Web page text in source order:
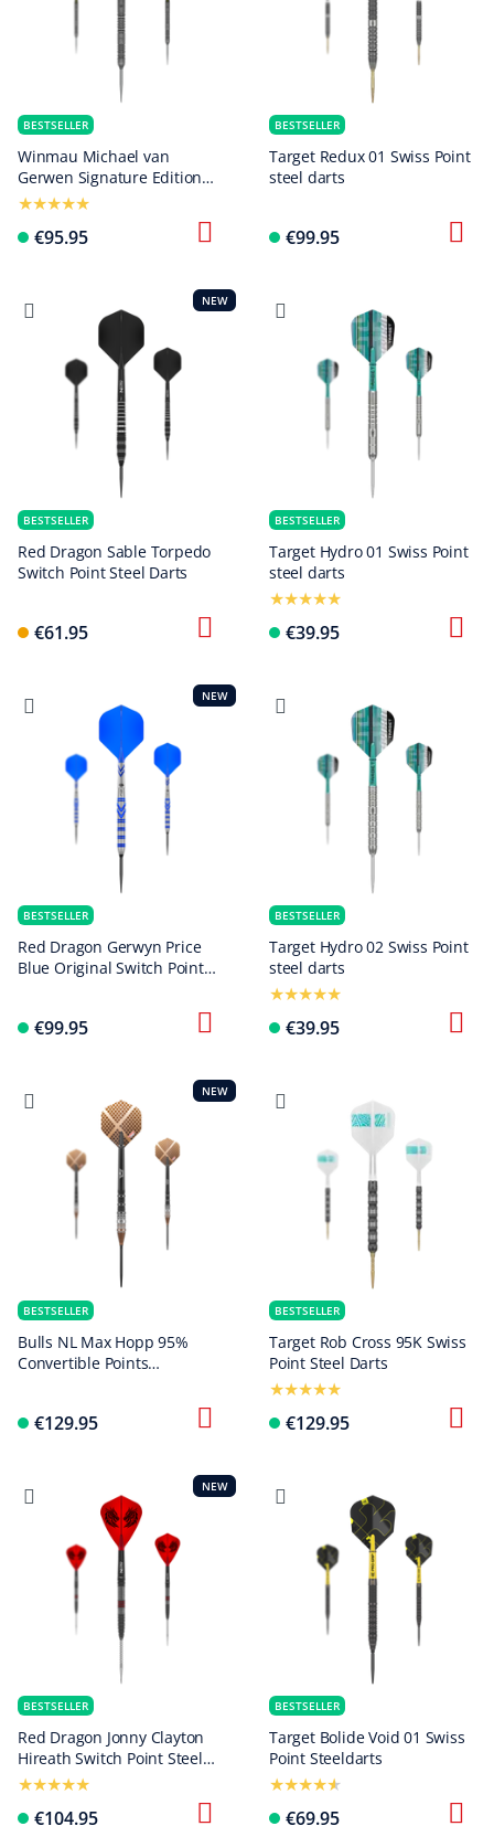
BESTSELLER
Winmau Michael van
Gerwen Signature Edition
Switch Points Steeldarts
€95.95
BESTSELLER
Target Redux 01 Swiss Point
steel darts
€99.95
NEW
BESTSELLER
Red Dragon Sable Torpedo
Switch Point Steel Darts
€61.95
BESTSELLER
Target Hydro 01 Swiss Point
steel darts
€39.95
NEW
BESTSELLER
Red Dragon Gerwyn Price
Blue Original Switch Point
€99.95
BESTSELLER
Target Hydro 02 Swiss Point
steel darts
€39.95
NEW
BESTSELLER
Bulls NL Max Hopp 95%
Convertible Points
€129.95
BESTSELLER
Target Rob Cross 95K Swiss
Point Steel Darts
€129.95
NEW
BESTSELLER
Red Dragon Jonny Clayton
Hireath Switch Point Steel
Darts
€104.95
BESTSELLER
Target Bolide Void 01 Swiss
Point Steeldarts
€69.95